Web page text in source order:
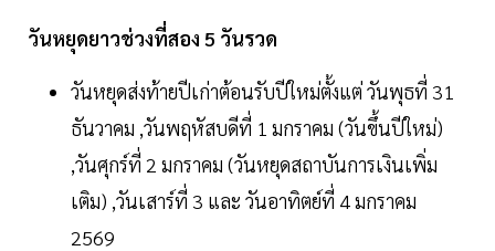
วันหยุดยาวช่วงที่สอง 5 วันรวด
วันหยุดส่งท้ายปีเก่าต้อนรับปีใหม่ตั้งแต่ วันพุธที่ 31
ธันวาคม ,วันพฤหัสบดีที่ 1 มกราคม (วันขึ้นปีใหม่)
,วันศุกร์ที่ 2 มกราคม (วันหยุดสถาบันการเงินเพิ่ม
เติม) ,วันเสาร์ที่ 3 และ วันอาทิตย์ที่ 4 มกราคม
2569